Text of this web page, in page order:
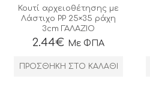
Κουτί αρχειοθέτησης με
Λάστιχο ΡΡ 25×35 ράχη
3cm ΓΑΛΑΖΙΟ
2.44€ Με ΦΠΑ
ΠΡΟΣΘΉΚΗ ΣΤΟ ΚΑΛΆΘΙ